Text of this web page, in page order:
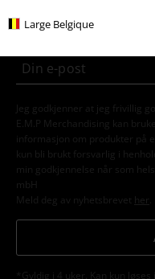
Large Belgique
Mer
Jeg godkjenner at jeg frivillig
E.M.P Merchandising kan
informasjon om produkter på
kun bli brukt forsvarlig i
min godkjennelse når som
mbH
Meld deg av nyhetsbrevet her
*Gyldig i 4 uker. Kan kun